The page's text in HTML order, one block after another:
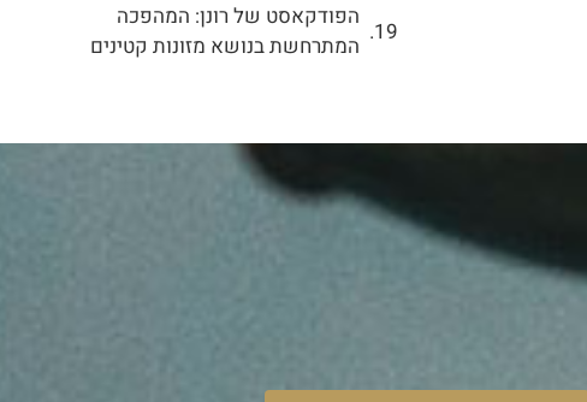
הפודקאסט של רונן: המהפכה
המתרחשת בנושא מזונות קטינים